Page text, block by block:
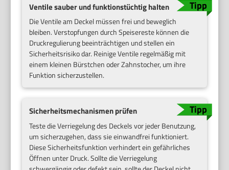
Ventile sauber und funktionstüchtig halten
Die Ventile am Deckel müssen frei und beweglich
bleiben. Verstopfungen durch Speisereste können die
Druckregulierung beeinträchtigen und stellen ein
Sicherheitsrisiko dar. Reinige Ventile regelmäßig mit
einem kleinen Bürstchen oder Zahnstocher, um ihre
Funktion sicherzustellen.
Sicherheitsmechanismen prüfen
Teste die Verriegelung des Deckels vor jeder Benutzung,
um sicherzugehen, dass sie einwandfrei funktioniert.
Diese Sicherheitsfunktion verhindert ein gefährliches
Öffnen unter Druck. Sollte die Verriegelung